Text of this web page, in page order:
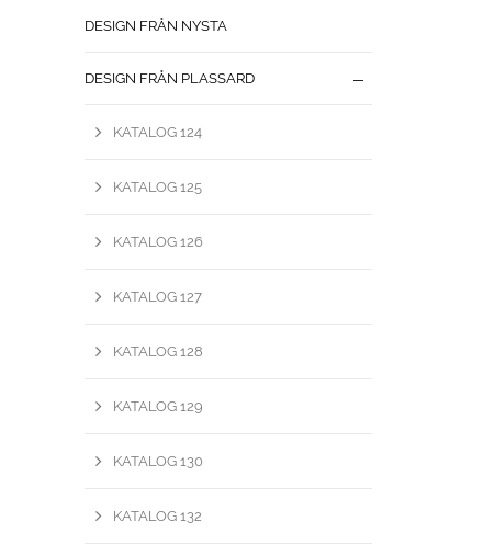
DESIGN FRÅN NYSTA
DESIGN FRÅN PLASSARD
KATALOG 124
KATALOG 125
KATALOG 126
KATALOG 127
KATALOG 128
KATALOG 129
KATALOG 130
KATALOG 132